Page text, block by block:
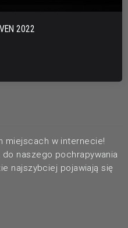
2022
miejscach w internecie!
do naszego pochrapywania
najszybciej pojawiają się